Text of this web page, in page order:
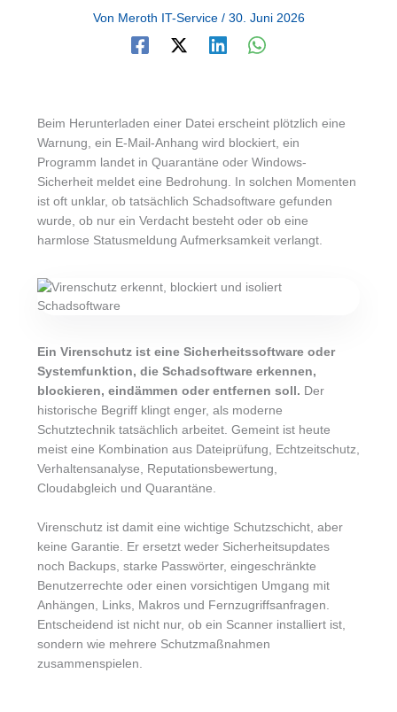
Von Meroth IT-Service / 30. Juni 2026
Beim Herunterladen einer Datei erscheint plötzlich eine
Warnung, ein E-Mail-Anhang wird blockiert, ein
Programm landet in Quarantäne oder Windows-
Sicherheit meldet eine Bedrohung. In solchen Momenten
ist oft unklar, ob tatsächlich Schadsoftware gefunden
wurde, ob nur ein Verdacht besteht oder ob eine
harmlose Statusmeldung Aufmerksamkeit verlangt.
Ein Virenschutz ist eine Sicherheitssoftware oder
Systemfunktion, die Schadsoftware erkennen,
blockieren, eindämmen oder entfernen soll. Der
historische Begriff klingt enger, als moderne
Schutztechnik tatsächlich arbeitet. Gemeint ist heute
meist eine Kombination aus Dateiprüfung, Echtzeitschutz,
Verhaltensanalyse, Reputationsbewertung,
Cloudabgleich und Quarantäne.
Virenschutz ist damit eine wichtige Schutzschicht, aber
keine Garantie. Er ersetzt weder Sicherheitsupdates
noch Backups, starke Passwörter, eingeschränkte
Benutzerrechte oder einen vorsichtigen Umgang mit
Anhängen, Links, Makros und Fernzugriffsanfragen.
Entscheidend ist nicht nur, ob ein Scanner installiert ist,
sondern wie mehrere Schutzmaßnahmen
zusammenspielen.